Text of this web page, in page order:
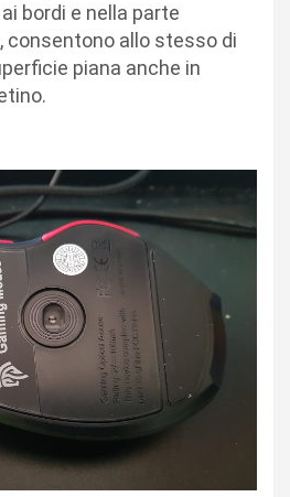
bordi e nella parte
consentono allo stesso di
piana anche in